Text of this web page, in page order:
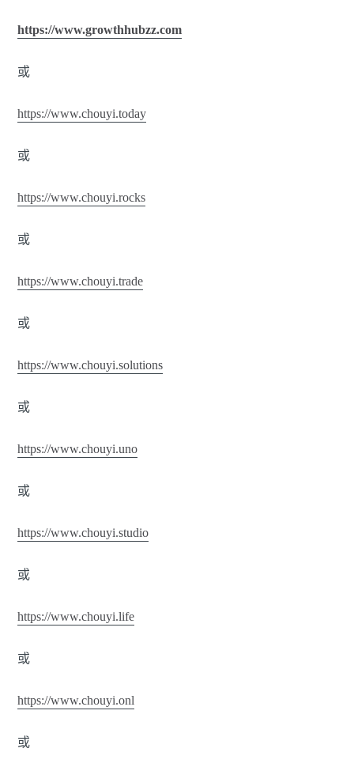
https://www.growthhubzz.com
或
https://www.chouyi.today
或
https://www.chouyi.rocks
或
https://www.chouyi.trade
或
https://www.chouyi.solutions
或
https://www.chouyi.uno
或
https://www.chouyi.studio
或
https://www.chouyi.life
或
https://www.chouyi.onl
或